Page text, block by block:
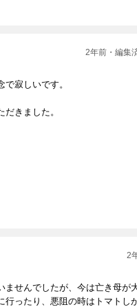
2年前・編集
寂しいです。
きました。
2
ませんでしたが、今は亡き母が
行ったり、悪阻の時はトマトし